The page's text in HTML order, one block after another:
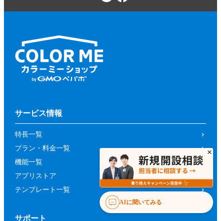
サービス情報
特長一覧
プラン・料金一覧
機能一覧
アプリストア
テンプレート一覧
サポート
AIに聞いてみる